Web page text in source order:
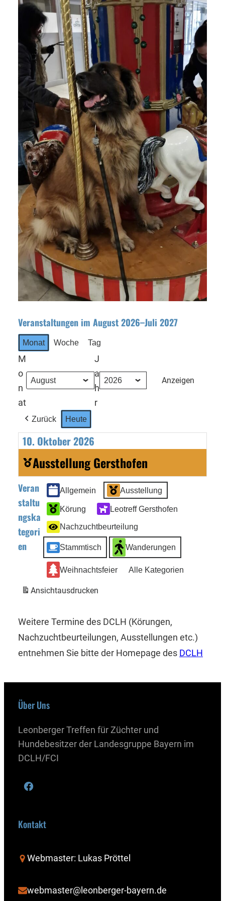
Veranstaltungen im August 2026–Juli 2027
Monat Woche Tag
M
o
n
at
J
a
h
r
Zurück Heute
10. Oktober 2026
Ausstellung Gersthofen
Veran
staltu
ngska
tegori
en
Allgemein Ausstellung
Körung Leotreff Gersthofen
Nachzuchtbeurteilung
Stammtisch Wanderungen
Weihnachtsfeier Alle Kategorien
Ansichtausdrucken
Weitere Termine des DCLH (Körungen,
Nachzuchtbeurteilungen, Ausstellungen etc.)
entnehmen Sie bitte der Homepage des DCLH
Über Uns
Leonberger Treffen für Züchter und
Hundebesitzer der Landesgruppe Bayern im
DCLH/FCI
Kontakt
Webmaster: Lukas Pröttel
webmaster@leonberger-bayern.de